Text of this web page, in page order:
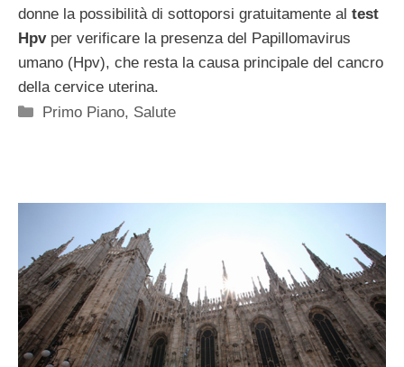
donne la possibilità di sottoporsi gratuitamente al test
Hpvper verificare la presenza del Papillomavirus
umano (Hpv), che resta la causa principale del cancro
della cervice uterina.
Categorie
Primo Piano, Salute